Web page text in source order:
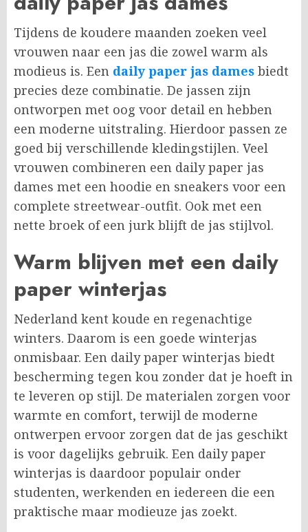
Tijdens de koudere maanden zoeken veel
vrouwen naar een jas die zowel warm als
modieus is. Een daily paper jas dames biedt
precies deze combinatie. De jassen zijn
ontworpen met oog voor detail en hebben
een moderne uitstraling. Hierdoor passen ze
goed bij verschillende kledingstijlen. Veel
vrouwen combineren een daily paper jas
dames met een hoodie en sneakers voor een
complete streetwear-outfit. Ook met een
nette broek of een jurk blijft de jas stijlvol.
Warm blijven met een daily
paper winterjas
Nederland kent koude en regenachtige
winters. Daarom is een goede winterjas
onmisbaar. Een daily paper winterjas biedt
bescherming tegen kou zonder dat je hoeft in
te leveren op stijl. De materialen zorgen voor
warmte en comfort, terwijl de moderne
ontwerpen ervoor zorgen dat de jas geschikt
is voor dagelijks gebruik. Een daily paper
winterjas is daardoor populair onder
studenten, werkenden en iedereen die een
praktische maar modieuze jas zoekt.